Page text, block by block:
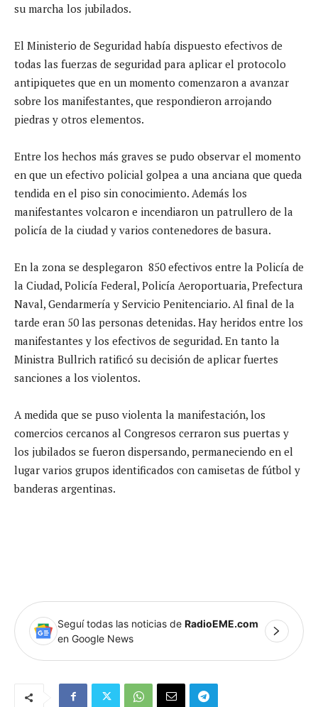
su marcha los jubilados.
El Ministerio de Seguridad había dispuesto efectivos de
todas las fuerzas de seguridad para aplicar el protocolo
antipiquetes que en un momento comenzaron a avanzar
sobre los manifestantes, que respondieron arrojando
piedras y otros elementos.
Entre los hechos más graves se pudo observar el momento
en que un efectivo policial golpea a una anciana que queda
tendida en el piso sin conocimiento. Además los
manifestantes volcaron e incendiaron un patrullero de la
policía de la ciudad y varios contenedores de basura.
En la zona se desplegaron 850 efectivos entre la Policía de
la Ciudad, Policía Federal, Policía Aeroportuaria, Prefectura
Naval, Gendarmería y Servicio Penitenciario. Al final de la
tarde eran 50 las personas detenidas. Hay heridos entre los
manifestantes y los efectivos de seguridad. En tanto la
Ministra Bullrich ratificó su decisión de aplicar fuertes
sanciones a los violentos.
A medida que se puso violenta la manifestación, los
comercios cercanos al Congresos cerraron sus puertas y
los jubilados se fueron dispersando, permaneciendo en el
lugar varios grupos identificados con camisetas de fútbol y
banderas argentinas.
Seguí todas las noticias de RadioEME.com
en Google News